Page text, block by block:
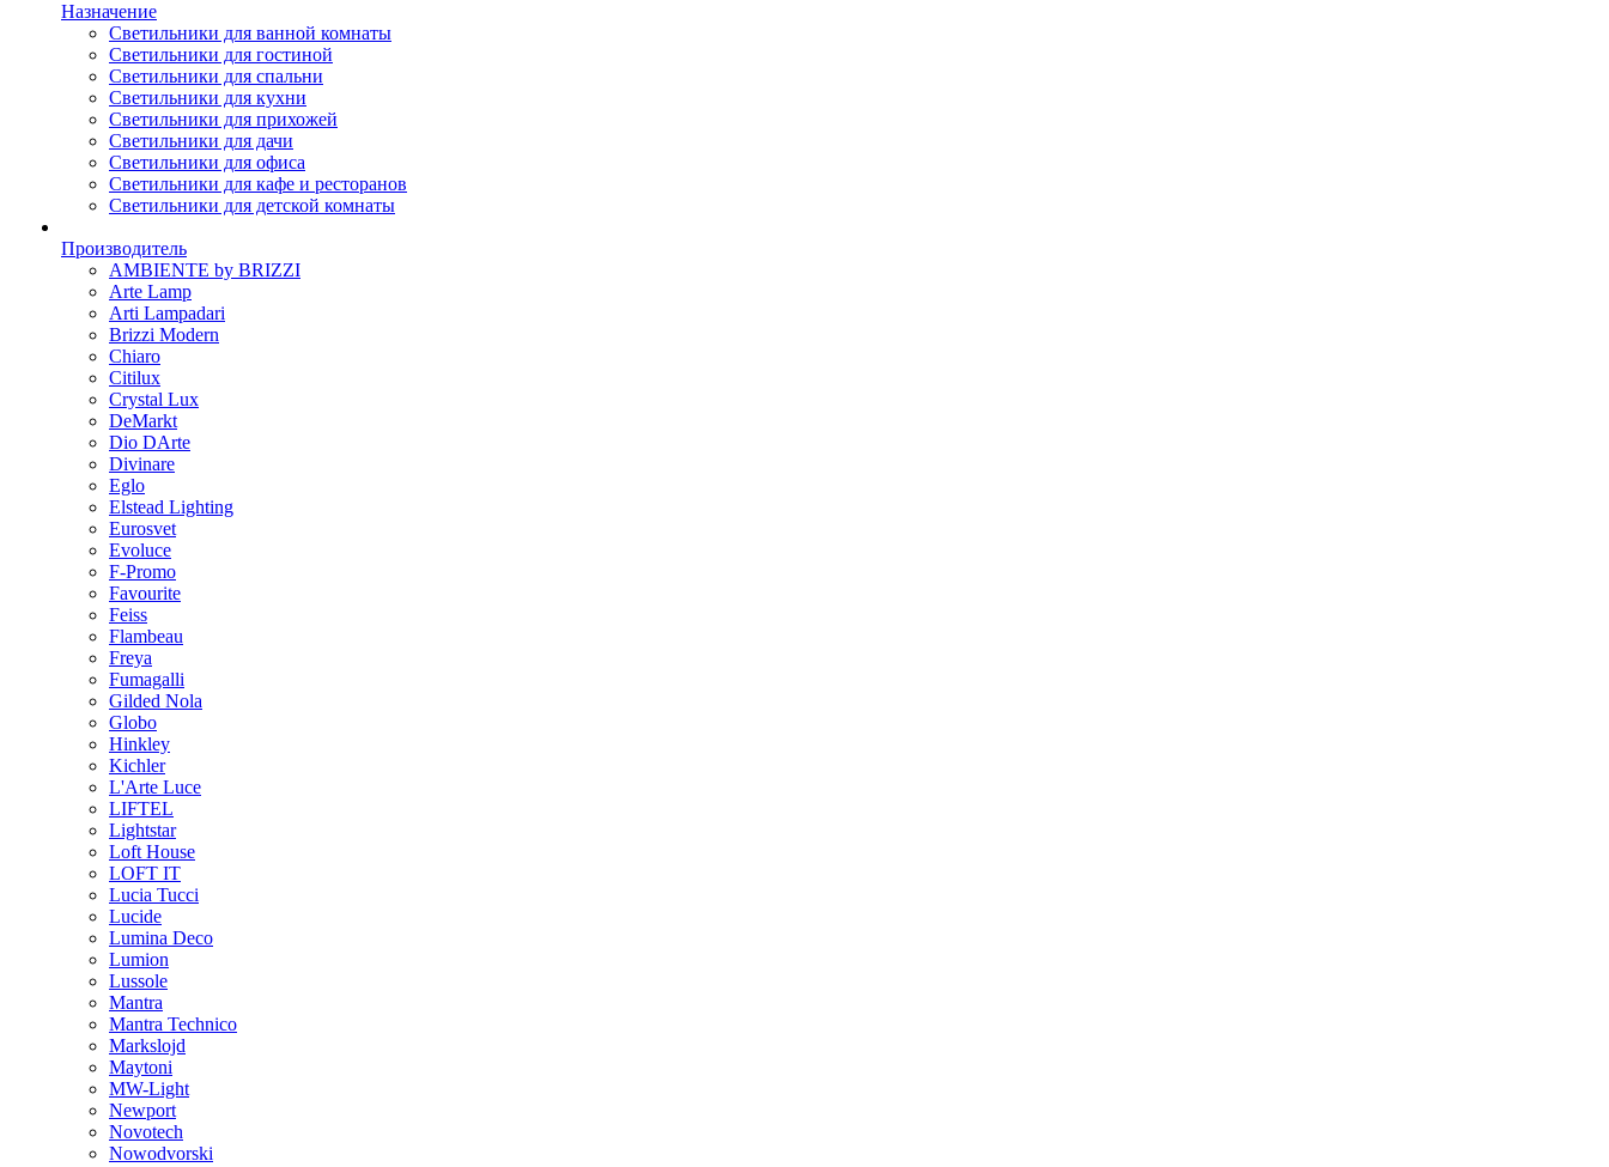
Назначение
Светильники для ванной комнаты
Светильники для гостиной
Светильники для спальни
Светильники для кухни
Светильники для прихожей
Светильники для дачи
Светильники для офиса
Светильники для кафе и ресторанов
Светильники для детской комнаты
Производитель
AMBIENTE by BRIZZI
Arte Lamp
Arti Lampadari
Brizzi Modern
Chiaro
Citilux
Crystal Lux
DeMarkt
Dio DArte
Divinare
Eglo
Elstead Lighting
Eurosvet
Evoluce
F-Promo
Favourite
Feiss
Flambeau
Freya
Fumagalli
Gilded Nola
Globo
Hinkley
Kichler
L'Arte Luce
LIFTEL
Lightstar
Loft House
LOFT IT
Lucia Tucci
Lucide
Lumina Deco
Lumion
Lussole
Mantra
Mantra Technico
Markslojd
Maytoni
MW-Light
Newport
Novotech
Nowodvorski